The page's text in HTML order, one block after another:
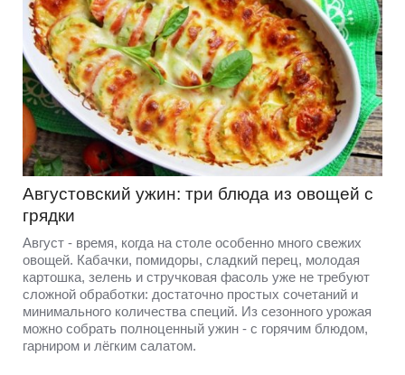
Августовский ужин: три блюда из овощей с
грядки
Август - время, когда на столе особенно много свежих
овощей. Кабачки, помидоры, сладкий перец, молодая
картошка, зелень и стручковая фасоль уже не требуют
сложной обработки: достаточно простых сочетаний и
минимального количества специй. Из сезонного урожая
можно собрать полноценный ужин - с горячим блюдом,
гарниром и лёгким салатом.